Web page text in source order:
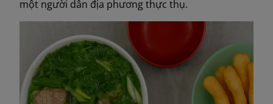
một người dân địa phương thực thụ.